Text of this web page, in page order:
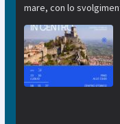
mare, con lo